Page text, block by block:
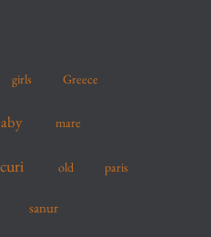
girls Greece
mare
old paris
sanur